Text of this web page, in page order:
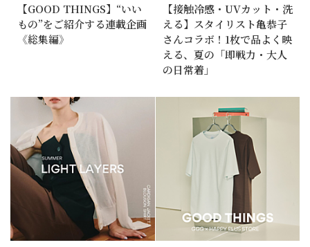
【GOOD THINGS】“いい
もの”をご紹介する連載企画
《総集編》
【接触冷感・UVカット・洗
える】スタイリスト亀恭子
さんコラボ！1枚で品よく映
える、夏の「即戦力・大人
の日常着」